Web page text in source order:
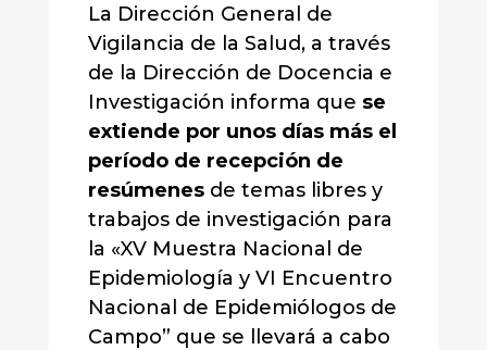
La Dirección General de
Vigilancia de la Salud, a través
de la Dirección de Docencia e
Investigación informa que se
extiende por unos días más el
período de recepción de
resúmenesde temas libres y
trabajos de investigación para
la «XV Muestra Nacional de
Epidemiología y VI Encuentro
Nacional de Epidemiólogos de
Campo” que se llevará a cabo